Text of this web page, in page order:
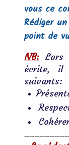
vous ce
Rédiger
point de
NB: Lors
écrite, il
suivants: